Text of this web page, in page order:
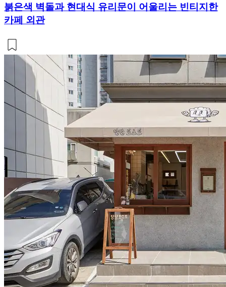
붉은색 벽돌과 현대식 유리문이 어울리는 빈티지한
카페 외관